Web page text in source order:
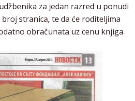
za jedan razred u ponudi
stranica, te da će roditeljima
obračunata uz cenu knjiga.